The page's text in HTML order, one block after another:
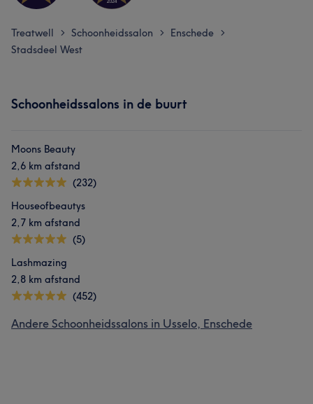
Treatwell > Schoonheidssalon > Enschede >
Stadsdeel West
Schoonheidssalons in de buurt
Moons Beauty
2,6 km afstand
(232)
Houseofbeautys
2,7 km afstand
(5)
Lashmazing
2,8 km afstand
(452)
Andere Schoonheidssalons in Usselo, Enschede